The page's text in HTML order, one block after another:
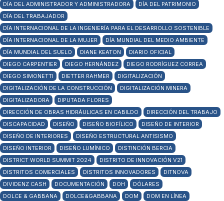
DÍA DEL ADMINISTRADOR Y ADMINISTRADORA
DÍA DEL PATRIMONIO
DÍA DEL TRABAJADOR
DÍA INTERNACIONAL DE LA INGENIERÍA PARA EL DESARROLLO SOSTENIBLE
DÍA INTERNACIONAL DE LA MUJER
DÍA MUNDIAL DEL MEDIO AMBIENTE
DÍA MUNDIAL DEL SUELO
DIANE KEATON
DIARIO OFICIAL
DIEGO CARPENTIER
DIEGO HERNÁNDEZ
DIEGO RODRÍGUEZ CORREA
DIEGO SIMONETTI
DIETTER RAHMER
DIGITALIZACIÓN
DIGITALIZACIÓN DE LA CONSTRUCCIÓN
DIGITALIZACIÓN MINERA
DIGITALIZADORA
DIPUTADA FLORES
DIRECCIÓN DE OBRAS HIDRÁULICAS EN CABILDO
DIRECCIÓN DEL TRABAJO
DISCAPACIDAD
DISEÑO DISEÑO BIOFÍLICO
DISEÑO DE INTERIOR
DISEÑO DE INTERIORES
DISEÑO ESTRUCTURAL ANTISISMO
DISEÑO INTERIOR
DISEÑO LUMÍNICO
DISTINCIÓN BERCIA
DISTRICT WORLD SUMMIT 2024
DISTRITO DE INNOVACIÓN V21
DISTRITOS COMERCIALES
DISTRITOS INNOVADORES
DITNOVA
DIVIDENZ CASH
DOCUMENTACIÓN DOH
DÓLARES
DOLCE & GABBANA
DOLCE&GABBANA DOM
DOM EN LÍNEA